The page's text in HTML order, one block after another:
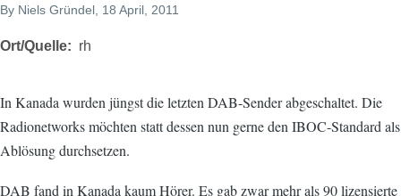
By Niels Gründel , 18 April, 2011
Ort/Quelle rh
In Kanada wurden jüngst die letzten DAB-Sender abgeschaltet. Die
Radionetworks möchten statt dessen nun gerne den IBOC-Standard als
Ablösung durchsetzen.
DAB fand in Kanada kaum Hörer. Es gab zwar mehr als 90 lizensierte